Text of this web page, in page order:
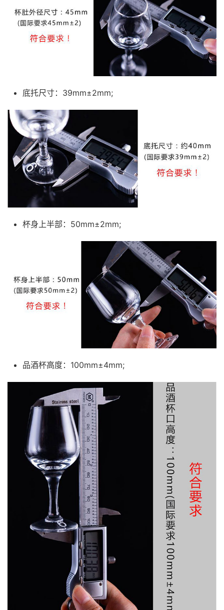
底托尺寸：39mm±2mm;
杯身上半部：50mm±2mm;
品酒杯高度：100mm±4mm;